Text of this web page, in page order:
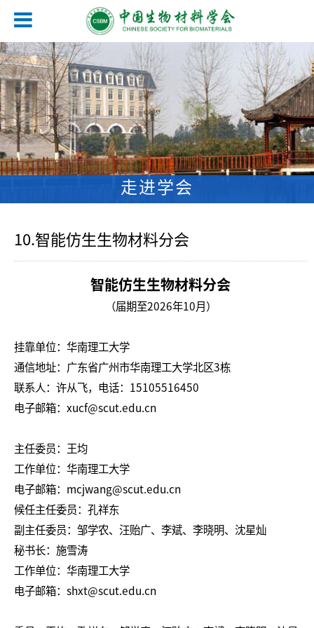
走进学会
10.智能仿生生物材料分会
智能仿生生物材料分会
（届期至2026年10月）
挂靠单位：华南理工大学
通信地址：广东省广州市华南理工大学北区3栋
联系人：许从飞，电话：15105516450
电子邮箱：xucf@scut.edu.cn
主任委员：王均
工作单位：华南理工大学
电子邮箱：mcjwang@scut.edu.cn
候任主任委员：孔祥东
副主任委员：邹学农、汪贻广、李斌、李晓明、沈星灿
秘书长：施雪涛
工作单位：华南理工大学
电子邮箱：shxt@scut.edu.cn